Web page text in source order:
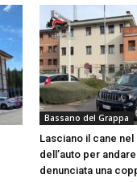
Bassano del Grappa
Lasciano il cane
dell’auto per
denunciata una